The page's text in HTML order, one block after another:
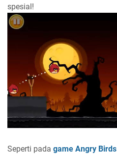
spesial!
Seperti pada game Angry Birds